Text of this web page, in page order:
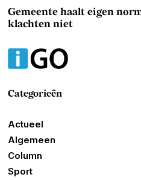
Gemeente haalt eigen
klachten niet
Categorieën
Actueel
Algemeen
Column
Sport